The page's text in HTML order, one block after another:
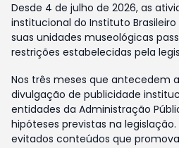
Desde 4 de julho de 2026, as
institucional do Instituto
suas unidades museológicas
restrições estabelecidas pela
Nos três meses que antecedem
divulgação de publicidade
entidades da Administração
hipóteses previstas na
evitados conteúdos que